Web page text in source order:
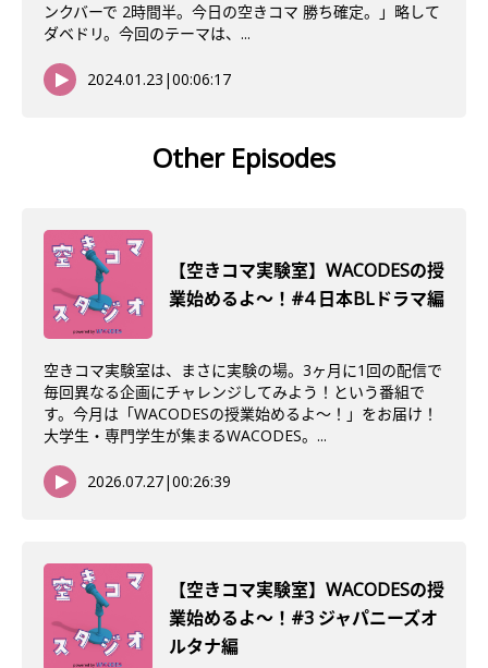
ンクバーで 2時間半。今日の空きコマ 勝ち確定。」略して
ダベドリ。今回のテーマは、...
2024.01.23 |00:06:17
Other Episodes
【空きコマ実験室】WACODESの授
業始めるよ～！#4 日本BLドラマ編
空きコマ実験室は、まさに実験の場。3ヶ月に1回の配信で
毎回異なる企画にチャレンジしてみよう！という番組で
す。今月は「WACODESの授業始めるよ～！」をお届け！
大学生・専門学生が集まるWACODES。...
2026.07.27|00:26:39
【空きコマ実験室】WACODESの授
業始めるよ〜！#3 ジャパニーズオ
ルタナ編